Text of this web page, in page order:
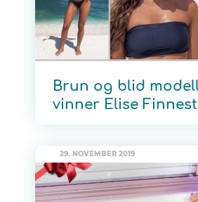
Brun og blid
vinner Elise
29. NOVEMBER 2019